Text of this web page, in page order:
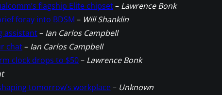
flagship Elite chipset– Lawrence Bonk
foray into BDSM – Will Shanklin
assistant– Ian Carlos Campbell
chat– Ian Carlos Campbell
clock drops to $50– Lawrence Bonk
tomorrow’s workplace– Unknown